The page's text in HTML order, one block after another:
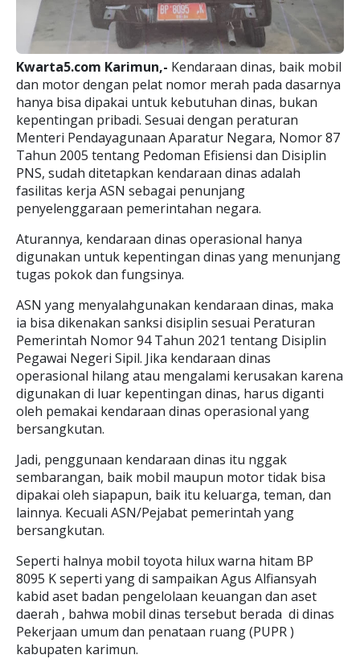
Kwarta5.com Karimun,- Kendaraan dinas, baik mobil
dan motor dengan pelat nomor merah pada dasarnya
hanya bisa dipakai untuk kebutuhan dinas, bukan
kepentingan pribadi. Sesuai dengan peraturan
Menteri Pendayagunaan Aparatur Negara, Nomor 87
Tahun 2005 tentang Pedoman Efisiensi dan Disiplin
PNS, sudah ditetapkan kendaraan dinas adalah
fasilitas kerja ASN sebagai penunjang
penyelenggaraan pemerintahan negara.
Aturannya, kendaraan dinas operasional hanya
digunakan untuk kepentingan dinas yang menunjang
tugas pokok dan fungsinya.
ASN yang menyalahgunakan kendaraan dinas, maka
ia bisa dikenakan sanksi disiplin sesuai Peraturan
Pemerintah Nomor 94 Tahun 2021 tentang Disiplin
Pegawai Negeri Sipil. Jika kendaraan dinas
operasional hilang atau mengalami kerusakan karena
digunakan di luar kepentingan dinas, harus diganti
oleh pemakai kendaraan dinas operasional yang
bersangkutan.
Jadi, penggunaan kendaraan dinas itu nggak
sembarangan, baik mobil maupun motor tidak bisa
dipakai oleh siapapun, baik itu keluarga, teman, dan
lainnya. Kecuali ASN/Pejabat pemerintah yang
bersangkutan.
Seperti halnya mobil toyota hilux warna hitam BP
8095 K seperti yang di sampaikan Agus Alfiansyah
kabid aset badan pengelolaan keuangan dan aset
daerah , bahwa mobil dinas tersebut berada di dinas
Pekerjaan umum dan penataan ruang (PUPR )
kabupaten karimun.